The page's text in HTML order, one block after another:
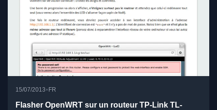
15/07/2013• FR
Flasher OpenWRT sur un routeur TP-Link TL-